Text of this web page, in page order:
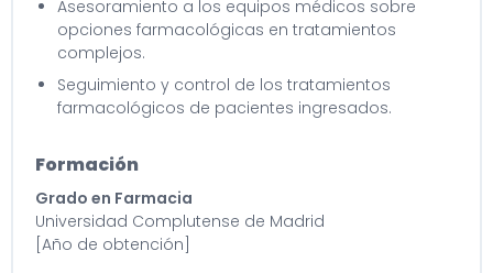
Asesoramiento a los equipos médicos sobre
opciones farmacológicas en tratamientos
complejos.
Seguimiento y control de los tratamientos
farmacológicos de pacientes ingresados.
Formación
Grado en Farmacia
Universidad Complutense de Madrid
[Año de obtención]